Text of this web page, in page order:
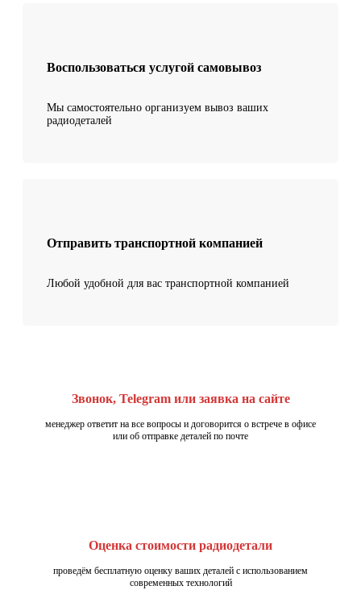
Воспользоваться услугой самовывоз
Мы самостоятельно организуем вывоз ваших
радиодеталей
Отправить транспортной компанией
Любой удобной для вас транспортной компанией
Звонок, Telegram или заявка на сайте
менеджер ответит на все вопросы и договорится о встрече в офисе
или об отправке деталей по почте
Оценка стоимости радиодетали
проведём бесплатную оценку ваших деталей с использованием
современных технологий